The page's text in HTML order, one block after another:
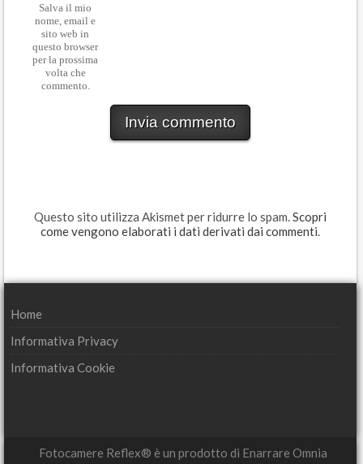
Salva il mio
nome, email e
sito web in
questo browser
per la prossima
volta che
commento.
Questo sito utilizza Akismet per ridurre lo spam.Scopri
come vengono elaborati i dati derivati dai commenti.
Home
Informativa Privacy
Informativa Cookie
Fotocamere Reflex® è un prodotto di Enarrare Omnia